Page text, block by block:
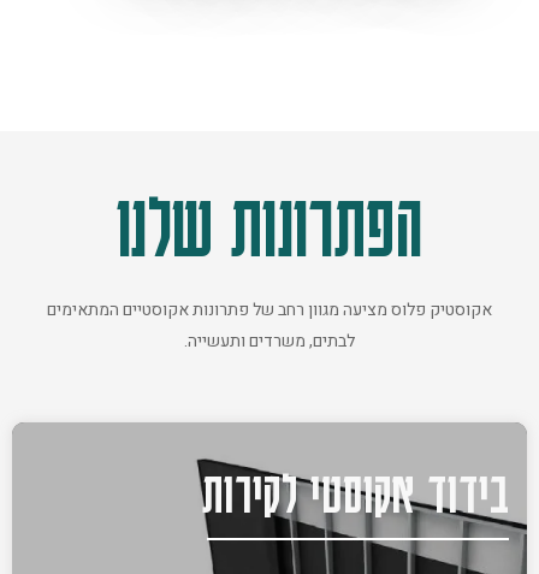
הפתרונות שלנו
אקוסטיק פלוס מציעה מגוון רחב של פתרונות אקוסטיים המתאימים
לבתים, משרדים ותעשייה.
בידוד אקוסטי לקירות